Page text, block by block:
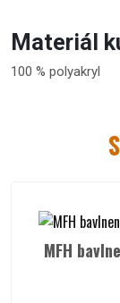
Materiál
100 % polyakryl
MFH